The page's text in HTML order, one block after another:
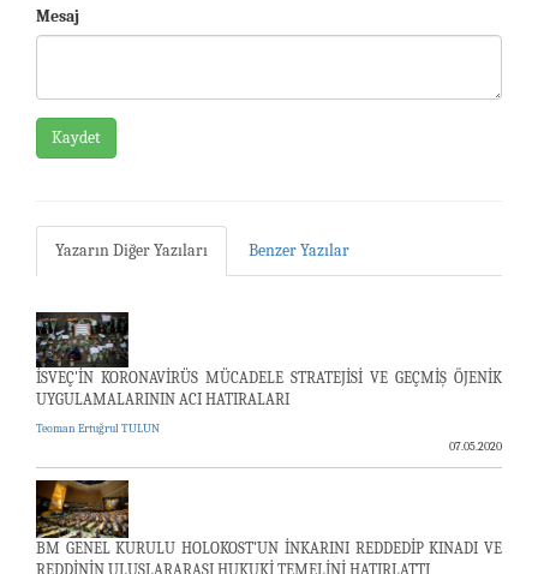
Mesaj
Kaydet
Yazarın Diğer Yazıları Benzer Yazılar
İSVEÇ'İN KORONAVİRÜS MÜCADELE STRATEJİSİ VE GEÇMİŞ ÖJENİK
UYGULAMALARININ ACI HATIRALARI
Teoman Ertuğrul TULUN
07.05.2020
BM GENEL KURULU HOLOKOST’UN İNKARINI REDDEDİP KINADI VE
REDDİNİN ULUSLARARASI HUKUKİ TEMELİNİ HATIRLATTI